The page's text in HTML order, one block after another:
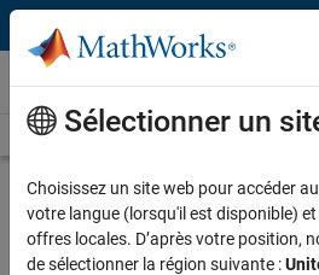
Passer au contenu
Video and Webinar Series
Videos Home Search
Mission on Mars
The Mission on Mars Robot Challenge
Sélectionner un
Choisissez un site web pour accéder
votre langue (lorsqu'il est disponible)
offres locales. D’après votre position,
de sélectionner la région suivante :